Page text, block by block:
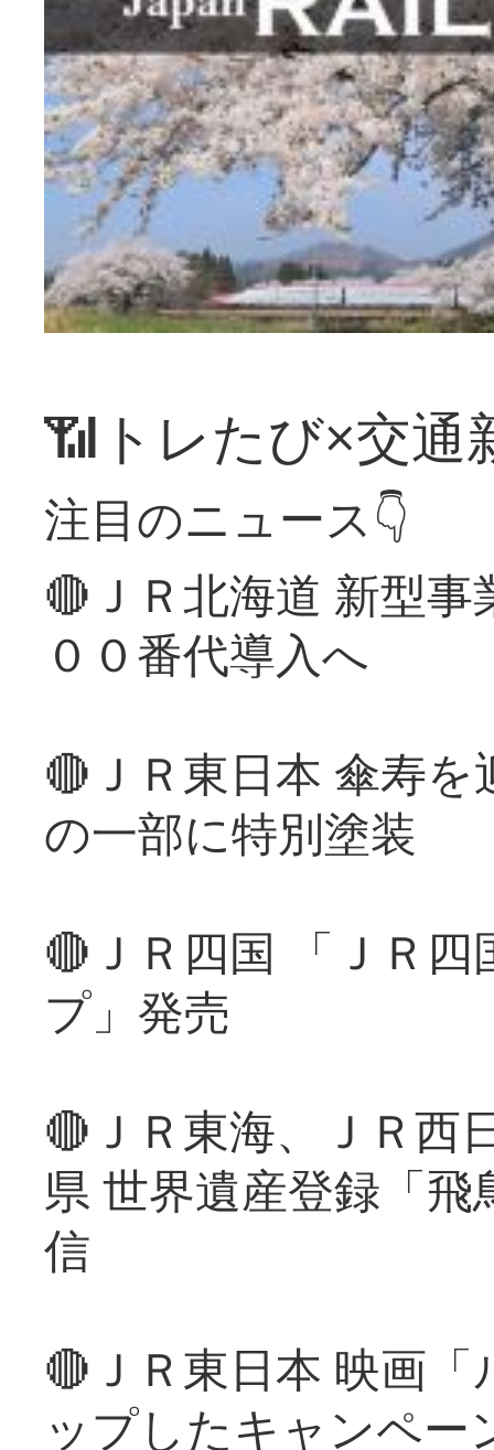
📶トレたび×交通
注目のニュース👇
🔴ＪＲ北海道 新型
００番代導入へ
🔴ＪＲ東日本 傘寿
の一部に特別塗装
🔴ＪＲ四国 「ＪＲ
プ」発売
🔴ＪＲ東海、ＪＲ西
県 世界遺産登録「
信
🔴ＪＲ東日本 映画
ップしたキャンペー